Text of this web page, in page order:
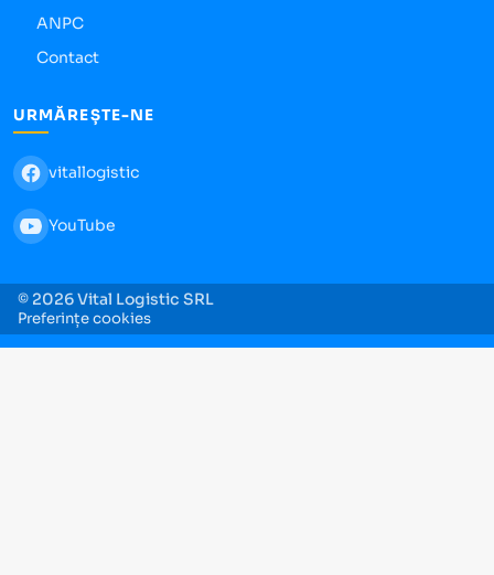
ANPC
Contact
URMĂREȘTE-NE
vitallogistic
YouTube
© 2026 Vital Logistic SRL
Preferințe cookies